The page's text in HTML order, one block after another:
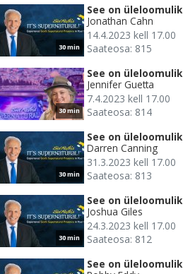
30 min
See on üleloomulik
Jonathan Cahn
14.4.2023 kell 17.00
Saateosa: 815
30 min
See on üleloomulik
Jennifer Guetta
7.4.2023 kell 17.00
Saateosa: 814
30 min
See on üleloomulik
Darren Canning
31.3.2023 kell 17.00
Saateosa: 813
30 min
See on üleloomulik
Joshua Giles
24.3.2023 kell 17.00
Saateosa: 812
See on üleloomulik